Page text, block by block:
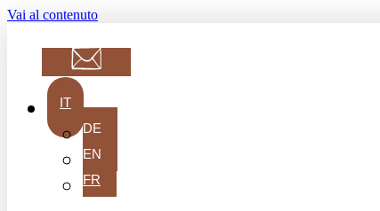
Vai al contenuto
IT
DE
EN
FR